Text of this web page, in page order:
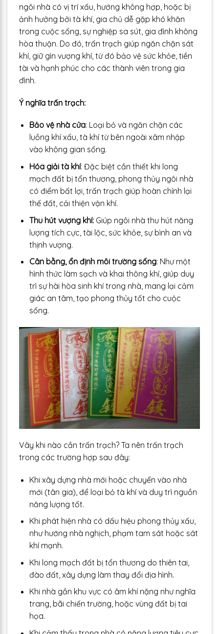
ngôi nhà có vị trí xấu, hướng không hợp, hoặc bị
ảnh hưởng bởi tà khí, gia chủ dễ gặp khó khăn
trong cuộc sống, sự nghiệp sa sút, gia đình không
hòa thuận. Do đó, trấn trạch giúp ngăn chặn sát
khí, giữ gìn vượng khí, từ đó bảo vệ sức khỏe, tiền
tài và hạnh phúc cho các thành viên trong gia
đình.
Ý nghĩa trấn trạch:
Bảo vệ nhà cửa: Loại bỏ và ngăn chặn các
luồng khí xấu, tà khí từ bên ngoài xâm nhập
vào không gian sống.
Hóa giải tà khí: Đặc biệt cần thiết khi long
mạch đất bị tổn thương, phong thủy ngôi nhà
có điểm bất lợi, trấn trạch giúp hoàn chỉnh lại
thế đất, cải thiện vận khí.
Thu hút vượng khí:Giúp ngôi nhà thu hút năng
lượng tích cực, tài lộc, sức khỏe, sự bình an và
thịnh vượng.
Cân bằng, ổn định môi trường sống: Như một
hình thức làm sạch và khai thông khí, giúp duy
trì sự hài hòa sinh khí trong nhà, mang lại cảm
giác an tâm, tạo phong thủy tốt cho cuộc
sống.
Vây khi nào cần trấn trạch? Ta nên trấn trạch
trong các trường hợp sau đây:
Khi xây dựng nhà mới hoặc chuyển vào nhà
mới (tân gia), để loại bỏ tà khí và duy trì nguồn
năng lượng tốt.
Khi phát hiện nhà có dấu hiệu phong thủy xấu,
như hướng nhà nghịch, phạm tam sát hoặc sát
khí mạnh.
Khi long mạch đất bị tổn thương do thiên tai,
đào đất, xây dựng làm thay đổi địa hình.
Khi nhà gần khu vực có âm khí nặng như nghĩa
trang, bãi chiến trường, hoặc vùng đất bị tai
họa.